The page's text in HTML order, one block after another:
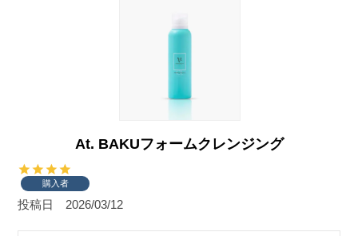
At. BAKUフォームクレンジング
購入者
投稿日 2026/03/12